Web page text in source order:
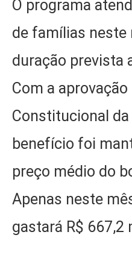
O programa
de famílias neste
duração prevista
Com a aprovação
Constitucional
benefício foi
preço médio do
Apenas neste
gastará R$ 667,2